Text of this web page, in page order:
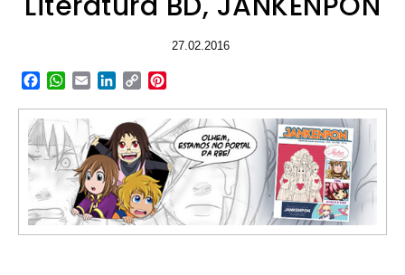
27.02.2016
Facebook
WhatsApp
EmailLinkedIn
Copy